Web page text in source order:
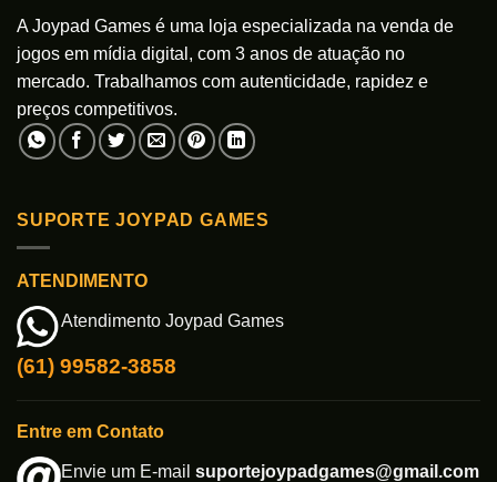
A Joypad Games é uma loja especializada na venda de
jogos em mídia digital, com 3 anos de atuação no
mercado. Trabalhamos com autenticidade, rapidez e
preços competitivos.
SUPORTE JOYPAD GAMES
ATENDIMENTO
Atendimento Joypad Games
(61) 99582-3858
Entre em Contato
Envie um E-mail suportejoypadgames@gmail.com